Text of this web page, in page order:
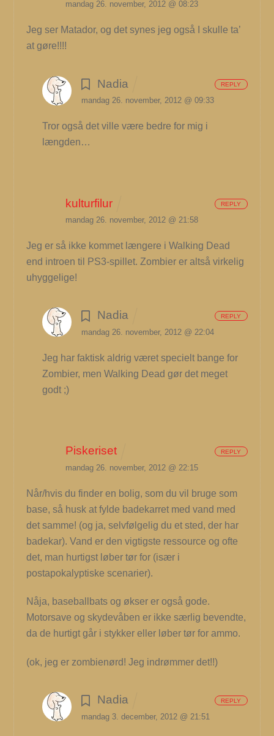
mandag 26. november, 2012 @ 08:23
Jeg ser Matador, og det synes jeg også I skulle ta’
at gøre!!!!
Nadia
mandag 26. november, 2012 @ 09:33
Tror også det ville være bedre for mig i
længden…
REPLY
kulturfilur
mandag 26. november, 2012 @ 21:58
Jeg er så ikke kommet længere i Walking Dead
end introen til PS3-spillet. Zombier er altså virkelig
uhyggelige!
REPLY
Nadia
mandag 26. november, 2012 @ 22:04
Jeg har faktisk aldrig været specielt bange for
Zombier, men Walking Dead gør det meget
godt ;)
REPLY
Piskeriset
mandag 26. november, 2012 @ 22:15
Når/hvis du finder en bolig, som du vil bruge som
base, så husk at fylde badekarret med vand med
det samme! (og ja, selvfølgelig du et sted, der har
badekar). Vand er den vigtigste ressource og ofte
det, man hurtigst løber tør for (især i
postapokalyptiske scenarier).
Nåja, baseballbats og økser er også gode.
Motorsave og skydevåben er ikke særlig bevendte,
da de hurtigt går i stykker eller løber tør for ammo.
(ok, jeg er zombienørd! Jeg indrømmer det!!)
REPLY
Nadia
mandag 3. december, 2012 @ 21:51
REPLY